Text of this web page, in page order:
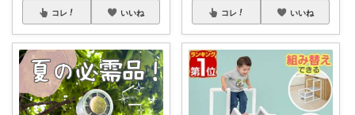
コレ いいね コレ いいね